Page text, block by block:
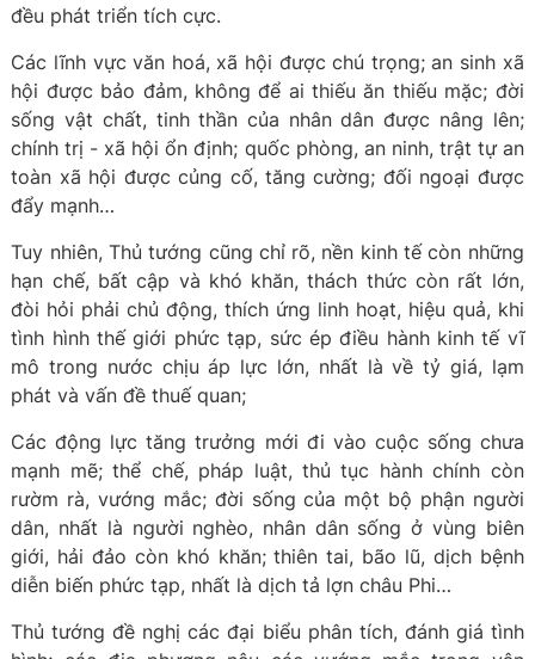
đều phát triển tích cực.
Các lĩnh vực văn hoá, xã hội được chú trọng; an sinh xã
hội được bảo đảm, không để ai thiếu ăn thiếu mặc; đời
sống vật chất, tinh thần của nhân dân được nâng lên;
chính trị - xã hội ổn định; quốc phòng, an ninh, trật tự an
toàn xã hội được củng cố, tăng cường; đối ngoại được
đẩy mạnh…
Tuy nhiên, Thủ tướng cũng chỉ rõ, nền kinh tế còn những
hạn chế, bất cập và khó khăn, thách thức còn rất lớn,
đòi hỏi phải chủ động, thích ứng linh hoạt, hiệu quả, khi
tình hình thế giới phức tạp, sức ép điều hành kinh tế vĩ
mô trong nước chịu áp lực lớn, nhất là về tỷ giá, lạm
phát và vấn đề thuế quan;
Các động lực tăng trưởng mới đi vào cuộc sống chưa
mạnh mẽ; thể chế, pháp luật, thủ tục hành chính còn
rườm rà, vướng mắc; đời sống của một bộ phận người
dân, nhất là người nghèo, nhân dân sống ở vùng biên
giới, hải đảo còn khó khăn; thiên tai, bão lũ, dịch bệnh
diễn biến phức tạp, nhất là dịch tả lợn châu Phi…
Thủ tướng đề nghị các đại biểu phân tích, đánh giá tình